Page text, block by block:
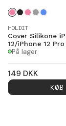
HOLDIT
Cover Silikone
12/iPhone 12
På lager
149 DKK
KØB